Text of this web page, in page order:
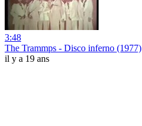
3:48
The Trammps - Disco inferno (1977)
il y a 19 ans